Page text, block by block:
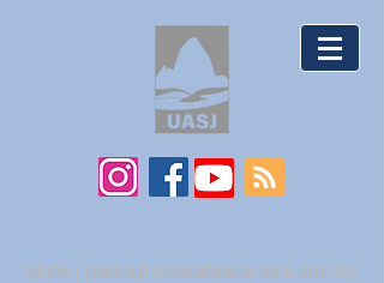
UNPA | UNIDAD ACADÉMICA SAN JULIÁN